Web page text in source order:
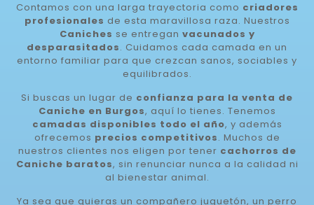
Contamos con una larga trayectoria como criadores
profesionales de esta maravillosa raza. Nuestros
Caniches se entregan vacunados y
desparasitados. Cuidamos cada camada en un
entorno familiar para que crezcan sanos, sociables y
equilibrados.
Si buscas un lugar de confianza para la venta de
Caniche en Burgos, aquí lo tienes. Tenemos
camadas disponibles todo el año, y además
ofrecemos precios competitivos. Muchos de
nuestros clientes nos eligen por tener cachorros de
Caniche baratos, sin renunciar nunca a la calidad ni
al bienestar animal.
Ya sea que quieras un compañero juguetón, un perro